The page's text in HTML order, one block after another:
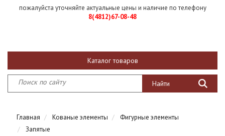
пожалуйста уточняйте актуальные цены и наличие по телефону
8(4812)67-08-48
Каталог товаров
Главная Кованые элементы
Фигурные элементы
Запятые